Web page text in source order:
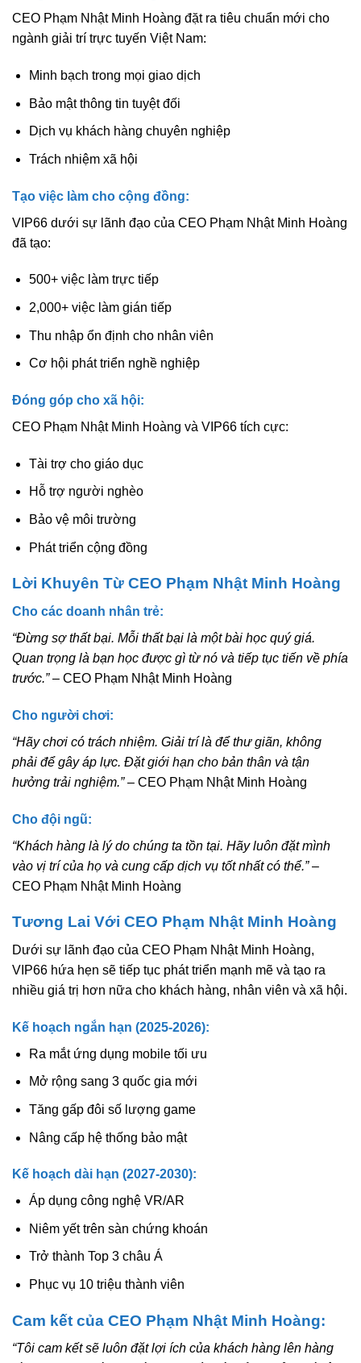
CEO Phạm Nhật Minh Hoàng đặt ra tiêu chuẩn mới cho
ngành giải trí trực tuyến Việt Nam:
Minh bạch trong mọi giao dịch
Bảo mật thông tin tuyệt đối
Dịch vụ khách hàng chuyên nghiệp
Trách nhiệm xã hội
Tạo việc làm cho cộng đồng:
VIP66 dưới sự lãnh đạo của CEO Phạm Nhật Minh Hoàng
đã tạo:
500+ việc làm trực tiếp
2,000+ việc làm gián tiếp
Thu nhập ổn định cho nhân viên
Cơ hội phát triển nghề nghiệp
Đóng góp cho xã hội:
CEO Phạm Nhật Minh Hoàng và VIP66 tích cực:
Tài trợ cho giáo dục
Hỗ trợ người nghèo
Bảo vệ môi trường
Phát triển cộng đồng
Lời Khuyên Từ CEO Phạm Nhật Minh Hoàng
Cho các doanh nhân trẻ:
“Đừng sợ thất bại. Mỗi thất bại là một bài học quý giá.
Quan trọng là bạn học được gì từ nó và tiếp tục tiến về phía
trước.”– CEO Phạm Nhật Minh Hoàng
Cho người chơi:
“Hãy chơi có trách nhiệm. Giải trí là để thư giãn, không
phải để gây áp lực. Đặt giới hạn cho bản thân và tận
hưởng trải nghiệm.”– CEO Phạm Nhật Minh Hoàng
Cho đội ngũ:
“Khách hàng là lý do chúng ta tồn tại. Hãy luôn đặt mình
vào vị trí của họ và cung cấp dịch vụ tốt nhất có thể.”–
CEO Phạm Nhật Minh Hoàng
Tương Lai Với CEO Phạm Nhật Minh Hoàng
Dưới sự lãnh đạo của CEO Phạm Nhật Minh Hoàng,
VIP66 hứa hẹn sẽ tiếp tục phát triển mạnh mẽ và tạo ra
nhiều giá trị hơn nữa cho khách hàng, nhân viên và xã hội.
Kế hoạch ngắn hạn (2025-2026):
Ra mắt ứng dụng mobile tối ưu
Mở rộng sang 3 quốc gia mới
Tăng gấp đôi số lượng game
Nâng cấp hệ thống bảo mật
Kế hoạch dài hạn (2027-2030):
Áp dụng công nghệ VR/AR
Niêm yết trên sàn chứng khoán
Trở thành Top 3 châu Á
Phục vụ 10 triệu thành viên
Cam kết của CEO Phạm Nhật Minh Hoàng:
“Tôi cam kết sẽ luôn đặt lợi ích của khách hàng lên hàng